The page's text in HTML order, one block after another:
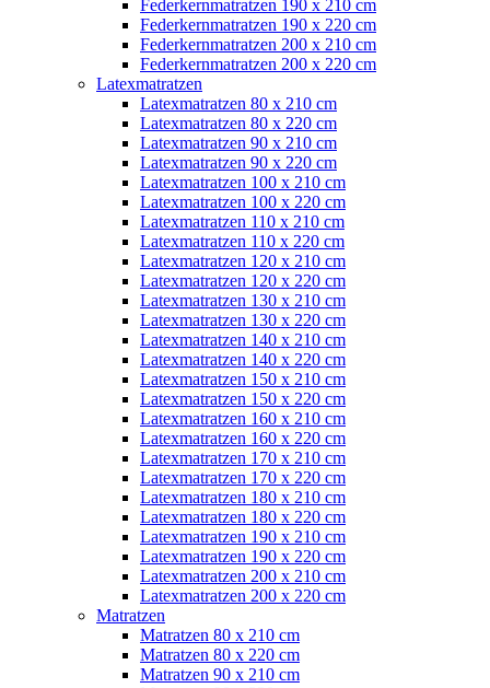
Federkernmatratzen 190 x 210 cm
Federkernmatratzen 190 x 220 cm
Federkernmatratzen 200 x 210 cm
Federkernmatratzen 200 x 220 cm
Latexmatratzen
Latexmatratzen 80 x 210 cm
Latexmatratzen 80 x 220 cm
Latexmatratzen 90 x 210 cm
Latexmatratzen 90 x 220 cm
Latexmatratzen 100 x 210 cm
Latexmatratzen 100 x 220 cm
Latexmatratzen 110 x 210 cm
Latexmatratzen 110 x 220 cm
Latexmatratzen 120 x 210 cm
Latexmatratzen 120 x 220 cm
Latexmatratzen 130 x 210 cm
Latexmatratzen 130 x 220 cm
Latexmatratzen 140 x 210 cm
Latexmatratzen 140 x 220 cm
Latexmatratzen 150 x 210 cm
Latexmatratzen 150 x 220 cm
Latexmatratzen 160 x 210 cm
Latexmatratzen 160 x 220 cm
Latexmatratzen 170 x 210 cm
Latexmatratzen 170 x 220 cm
Latexmatratzen 180 x 210 cm
Latexmatratzen 180 x 220 cm
Latexmatratzen 190 x 210 cm
Latexmatratzen 190 x 220 cm
Latexmatratzen 200 x 210 cm
Latexmatratzen 200 x 220 cm
Matratzen
Matratzen 80 x 210 cm
Matratzen 80 x 220 cm
Matratzen 90 x 210 cm